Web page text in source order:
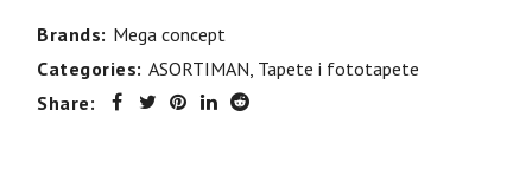
Brands: Mega concept
Categories: ASORTIMAN, Tapete i fototapete
Share: